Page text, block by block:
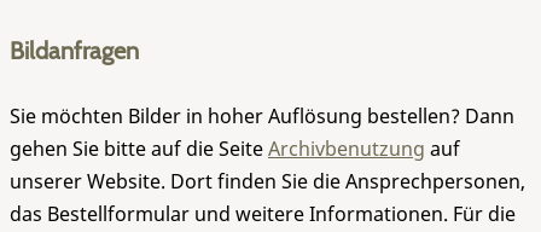
Bildanfragen
Sie möchten Bilder in hoher Auflösung bestellen? Dann
gehen Sie bitte auf die SeiteArchivbenutzung auf
unserer Website. Dort finden Sie die Ansprechpersonen,
das Bestellformular und weitere Informationen. Für die